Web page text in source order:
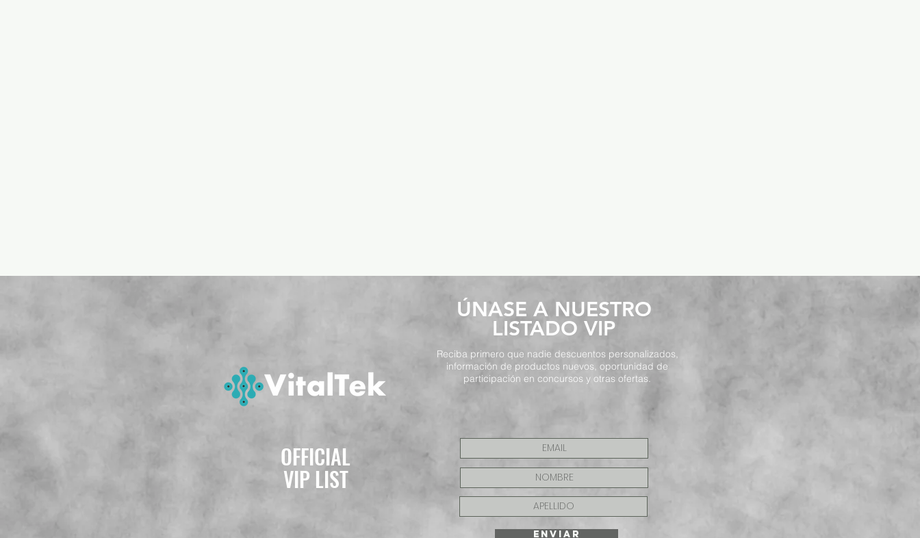
​ÚNASE A NUESTRO
LISTADO VIP
Reciba primero que nadie descuentos personalizados,
información de productos nuevos, oportunidad de
participación en concursos y otras ofertas.
OFFICIAL
VIP LIST
ENVIAR